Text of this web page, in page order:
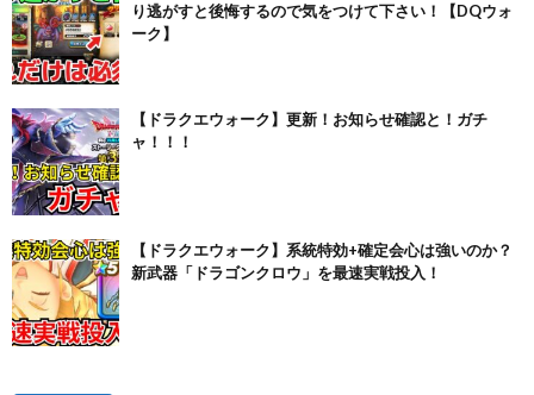
り逃がすと後悔するので気をつけて下さい！【DQウォ
ーク】
【ドラクエウォーク】更新！お知らせ確認と！ガチ
ャ！！！
【ドラクエウォーク】系統特効+確定会心は強いのか？
新武器「ドラゴンクロウ」を最速実戦投入！